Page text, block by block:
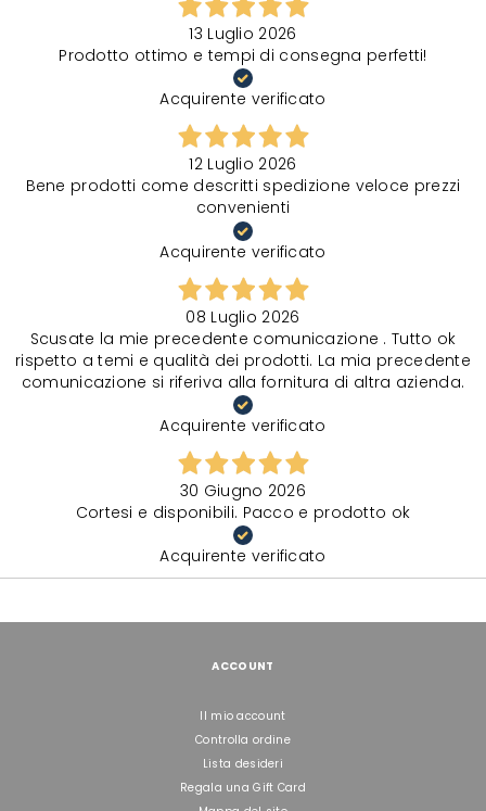
13 Luglio 2026
Prodotto ottimo e tempi di consegna perfetti!
Acquirente verificato
12 Luglio 2026
Bene prodotti come descritti spedizione veloce prezzi
convenienti
Acquirente verificato
08 Luglio 2026
Scusate la mie precedente comunicazione . Tutto ok
rispetto a temi e qualità dei prodotti. La mia precedente
comunicazione si riferiva alla fornitura di altra azienda.
Acquirente verificato
30 Giugno 2026
Cortesi e disponibili. Pacco e prodotto ok
Acquirente verificato
ACCOUNT
Il mio account
Controlla ordine
Lista desideri
Regala una Gift Card